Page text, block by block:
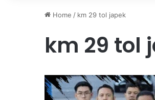
Home / km 29 tol japek
km 29 tol